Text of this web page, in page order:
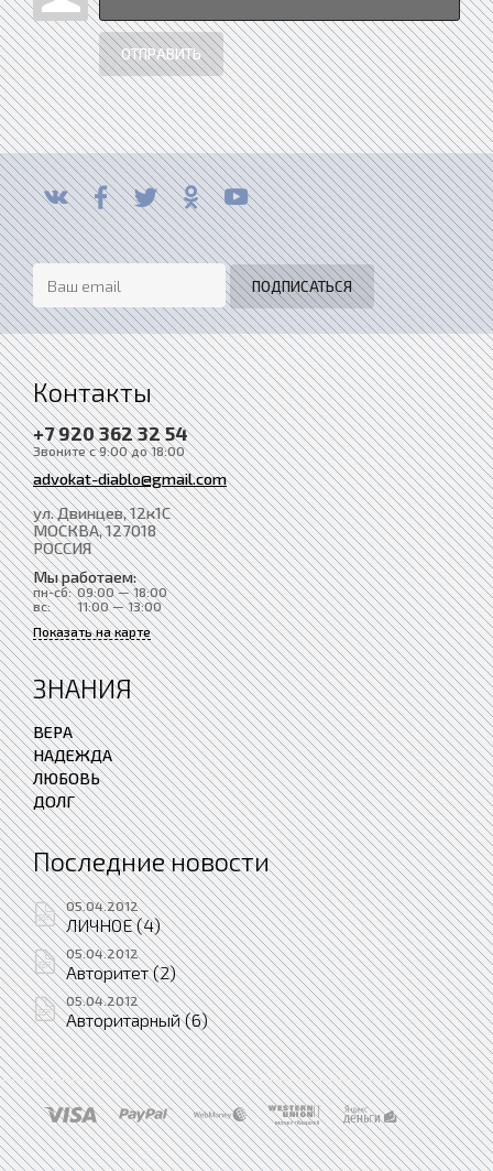
ОТПРАВИТЬ
Контакты
+7 920 362 32 54
Звоните с 9:00 до 18:00
advokat-diablo@gmail.com
ул. Двинцев, 12к1С
МОСКВА, 127018
РОССИЯ
Мы работаем:
пн-сб: 09:00 — 18:00
вс:
11:00 — 13:00
Показать на карте
ЗНАНИЯ
ВЕРА
НАДЕЖДА
ЛЮБОВЬ
ДОЛГ
Последние новости
05.04.2012
ЛИЧНОЕ (4)
05.04.2012
Авторитет (2)
05.04.2012
Авторитарный (6)